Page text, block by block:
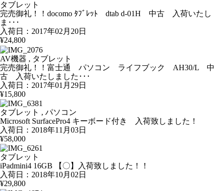
タブレット
完売御礼！！docomo ﾀﾌﾞﾚｯﾄ dtab d-01H 中古 入荷いたし
ま･･･
入荷日：2017年02月20日
¥24,800
AV機器 , タブレット
完売御礼！！富士通 パソコン ライフブック AH30/L 中
古 入荷いたしました･･･
入荷日：2017年01月29日
¥15,800
タブレット , パソコン
Microsoft SurfacePro4 キーボード付き 入荷致しました！
入荷日：2018年11月03日
¥58,000
タブレット
iPadmini4 16GB 【〇】入荷致しました！！
入荷日：2018年10月02日
¥29,800